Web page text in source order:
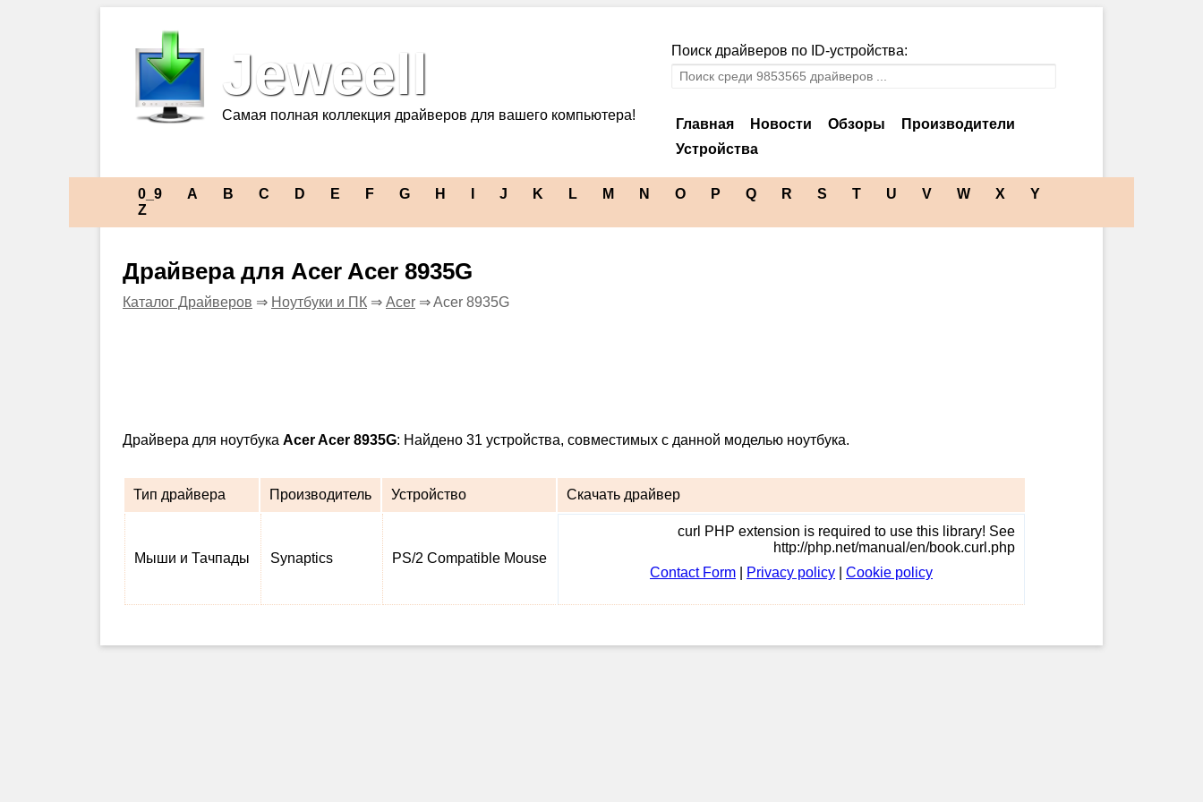
Jeweell
Самая полная коллекция драйверов для вашего компьютера!
Поиск драйверов по ID-устройства:
Главная Новости Обзоры
Производители
Устройства
0_9 A B C D E F G H J K L M N O P Q R S T U V W X
Y
Z
Драйвера для Acer Acer 8935G
Каталог Драйверов ⇒ Ноутбуки и ПК ⇒ Acer ⇒ Acer 8935G
Драйвера для ноутбука Acer Acer 8935G: Найдено 31 устройства, совместимых с данной моделью ноутбука.
Тип драйвера Производитель Устройство Скачать драйвер
Мыши и Тачпады Synaptics PS/2 Compatible Mouse
curl PHP extension is required to use this library! See
http://php.net/manual/en/book.curl.php
Contact Form
Privacy policy Cookie policy